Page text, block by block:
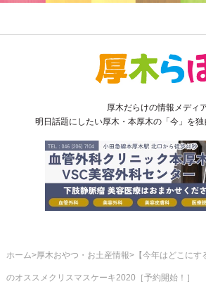
厚木だらけの情報メディ
明日話題にしたい厚木・本厚木の「今」を独
ホーム 厚木おやつ・お土産情報 【今年はどこにす
のオススメクリスマスケーキ2020［予約開始！］